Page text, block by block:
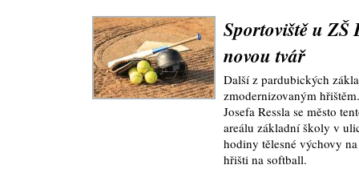
Sportoviště u ZŠ
novou tvář
Další z pardubických
zmodernizovaným
Josefa Ressla se město
areálu základní školy v
hodiny tělesné výchovy
hřišti na softball.